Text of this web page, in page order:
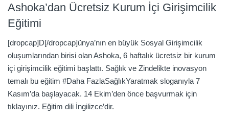
Ashoka’dan Ücretsiz Kurum İçi Girişimcilik
Eğitimi
[dropcap]D[/dropcap]ünya’nın en büyük Sosyal Girişimcilik
oluşumlarından birisi olan Ashoka, 6 haftalık ücretsiz bir kurum
içi girişimcilik eğitimi başlattı. Sağlık ve Zindelikte inovasyon
temalı bu eğitim #Daha FazlaSağlıkYaratmak sloganıyla 7
Kasım’da başlayacak. 14 Ekim’den önce başvurmak için
tıklayınız. Eğitim dili İngilizce’dir.